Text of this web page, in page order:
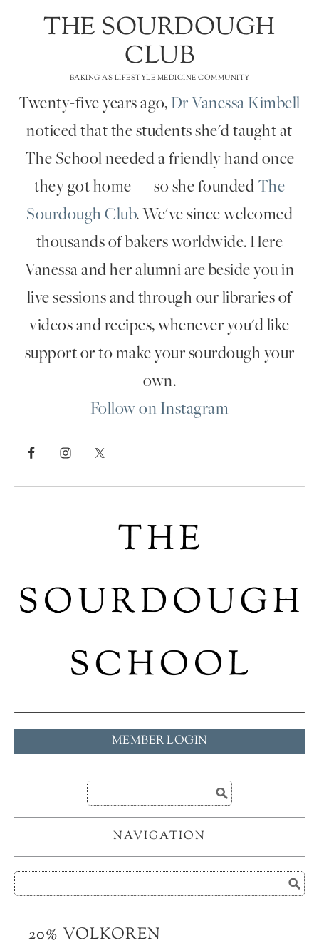
THE SOURDOUGH
CLUB
BAKING AS LIFESTYLE MEDICINE COMMUNITY
Twenty-five years ago, Dr Vanessa Kimbell
noticed that the students she'd taught at
The School needed a friendly hand once
they got home — so she founded The
Sourdough Club. We've since welcomed
thousands of bakers worldwide. Here
Vanessa and her alumni are beside you in
live sessions and through our libraries of
videos and recipes, whenever you'd like
support or to make your sourdough your
own.
Follow on Instagram
MEMBER LOGIN
NAVIGATION
20% VOLKOREN